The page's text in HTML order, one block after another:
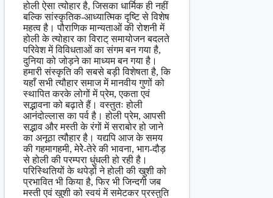
होली ऐसा त्योहार है, जिसका धार्मिक ही नहीं
बल्कि सांस्कृतिक-आध्यात्मिक दृष्टि से विशेष
महत्व है। पौराणिक मान्यताओं की रोशनी में
होली के त्योहार का विराट् समायोजन बदलते
परिवेश में विविधताओं का संगम बन गया है,
दुनिया को जोड़ने का माध्यम बन गया है।
हमारी संस्कृति की सबसे बड़ी विशेषता है, कि
यहाँ सभी त्यौहार समाज में मानवीय गुणों को
स्थापित करके लोगों में प्रेम, एकता एवं
सद्भावना को बढ़ाते हैं। वस्तुतः होली
आनंदोल्लास का पर्व है। होली प्रेम, आपसी
सद्भाव और मस्ती के रंगों में सराबोर हो जाने
का अनूठा त्यौहार है। यद्यपि आज के समय
की गहमागहमी, मेरेे-तेरे की भावना, भाग-दौड़
से होली की परम्परा धुंधली हो रही है।
परिस्थितियों के थपेड़ों ने होली की खुशी को
प्रभावित भी किया है, फिर भी जिन्दगी जब
मस्ती एवं खुशी को स्वयं में समेटकर प्रस्तुति